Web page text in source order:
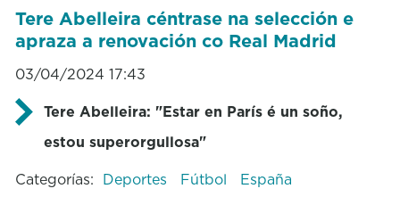
Tere Abelleira céntrase na selección e
apraza a renovación co Real Madrid
03/04/2024 17:43
Tere Abelleira: "Estar en París é un soño,
estou superorgullosa"
Categorías: Deportes Fútbol España